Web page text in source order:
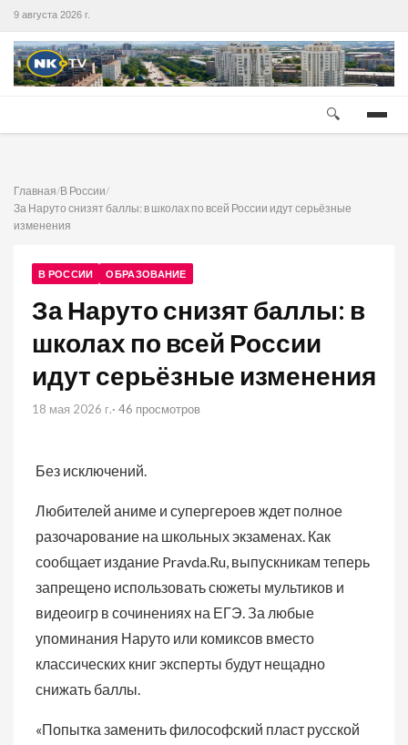
9 августа 2026 г.
🔍
Главная/В России/
За Наруто снизят баллы: в школах по всей России идут серьёзные
изменения
В РОССИИ ОБРАЗОВАНИЕ
За Наруто снизят баллы: в
школах по всей России
идут серьёзные изменения
18 мая 2026 г.· 46 просмотров
Без исключений.
Любителей аниме и супергероев ждет полное
разочарование на школьных экзаменах. Как
сообщает издание Pravda.Ru, выпускникам теперь
запрещено использовать сюжеты мультиков и
видеоигр в сочинениях на ЕГЭ. За любые
упоминания Наруто или комиксов вместо
классических книг эксперты будут нещадно
снижать баллы.
«Попытка заменить философский пласт русской